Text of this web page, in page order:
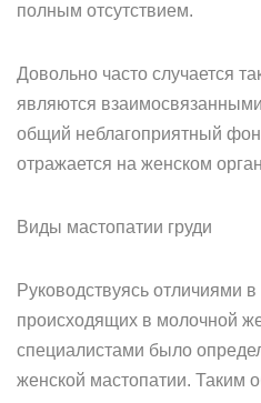
полным отсутствием.
Довольно часто случается
являются
общий неблагоприятный
отражается на женском
Виды мастопатии груди
Руководствуясь отличиями
происходящих в молочной
специалистами было
женской мастопатии. Таким